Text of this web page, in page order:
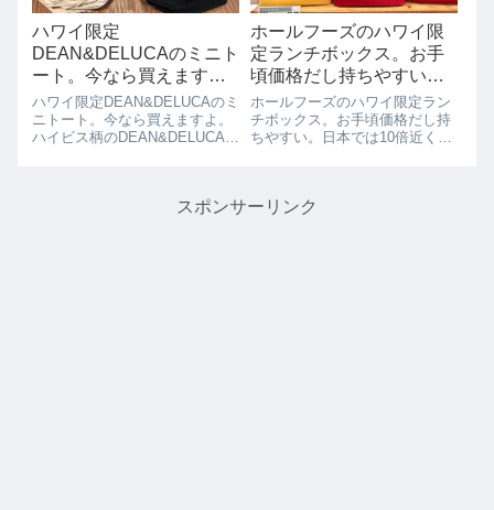
ハワイ限定
DEAN&DELUCAのミニト
ート。今なら買えます
よ。
ハワイ限定DEAN&DELUCAのミ
ニトート。今なら買えますよ。
ハイビス柄のDEAN&DELUCAの
庫がいっぱいありますよ。白と
ホールフーズのハワイ限
定ランチボックス。お手
頃価格だし持ちやすい。
日本では10倍近くの値段
で取引されています！！
ホールフーズのハワイ限定ラン
チボックス。お手頃価格だし持
ちやすい。日本では10倍近くの
「Insulated Lunch Tote
スポンサーリンク